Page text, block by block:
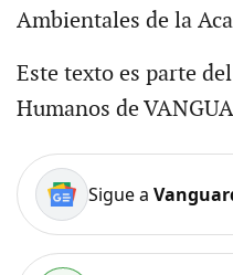
Ambientales de la
Este texto es parte
Humanos de
Sigue a